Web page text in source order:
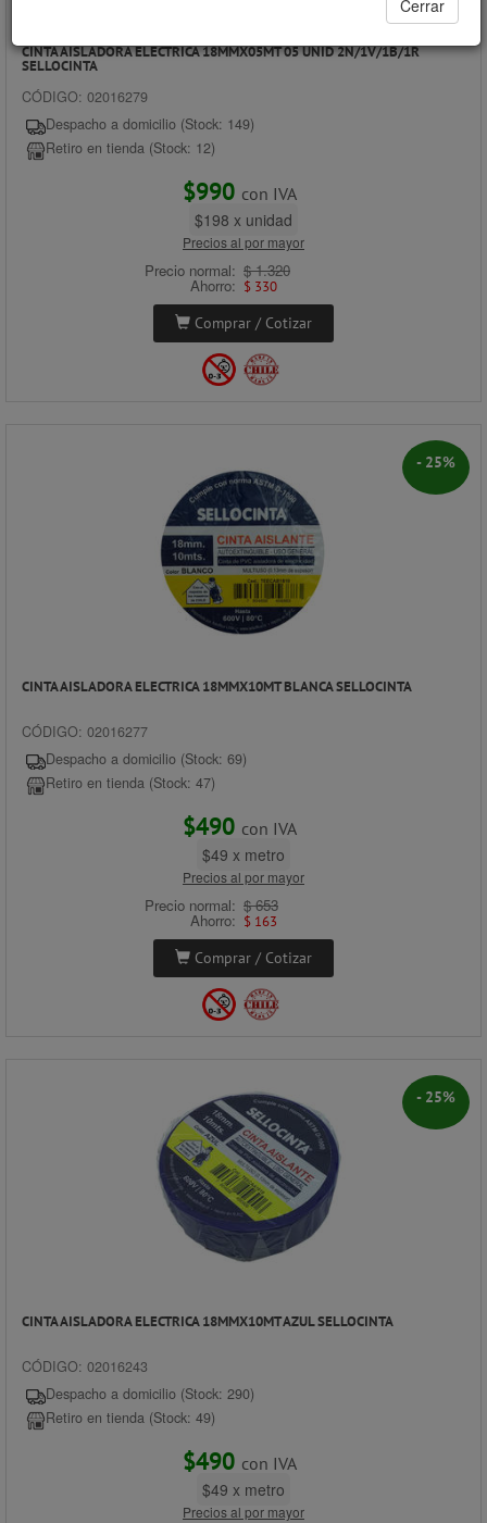
Cerrar
CINTA AISLADORA ELECTRICA 18MMX05MT 05 UNID 2N/1V/1B/1R
SELLOCINTA
CÓDIGO: 02016279
Despacho a domicilio (Stock: 149)
Retiro en tienda (Stock: 12)
$990 con IVA
$198 x unidad
Precios al por mayor
Precio normal: $ 1.320
Ahorro: $ 330
Comprar / Cotizar
- 25%
CINTA AISLADORA ELECTRICA 18MMX10MT BLANCA SELLOCINTA
CÓDIGO: 02016277
Despacho a domicilio (Stock: 69)
Retiro en tienda (Stock: 47)
$490 con IVA
$49 x metro
Precios al por mayor
Precio normal: $ 653
Ahorro: $ 163
Comprar / Cotizar
- 25%
CINTA AISLADORA ELECTRICA 18MMX10MT AZUL SELLOCINTA
CÓDIGO: 02016243
Despacho a domicilio (Stock: 290)
Retiro en tienda (Stock: 49)
$490 con IVA
$49 x metro
Precios al por mayor